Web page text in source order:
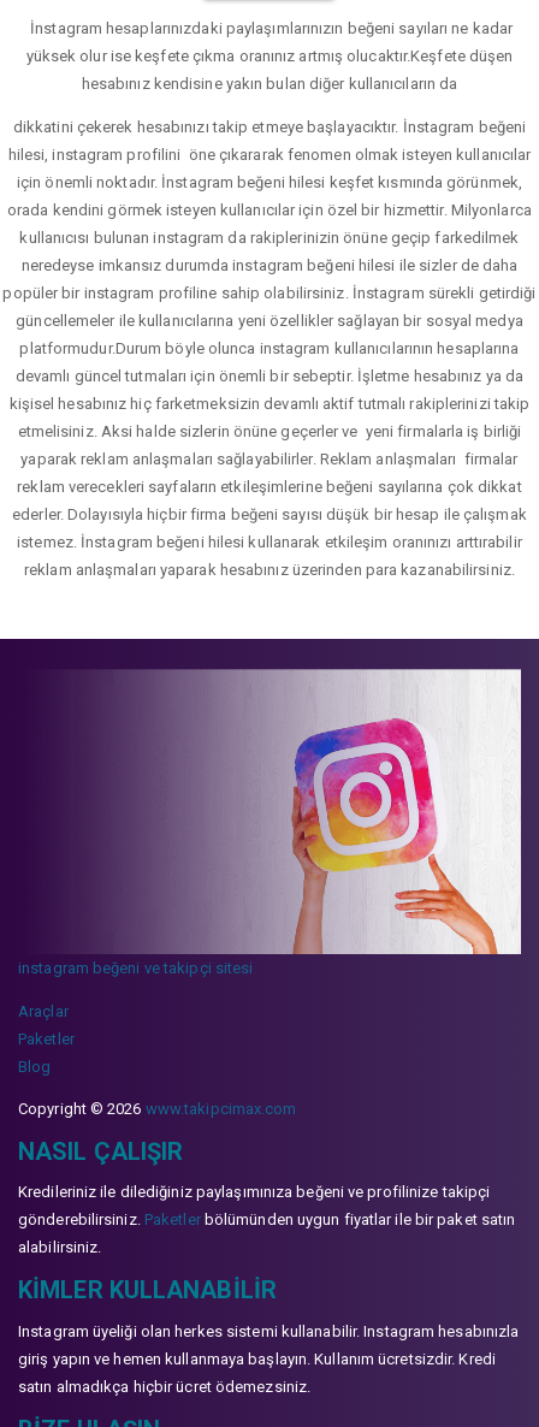
İnstagram hesaplarınızdaki paylaşımlarınızın beğeni sayıları ne kadar
yüksek olur ise keşfete çıkma oranınız artmış olucaktır.Keşfete düşen
hesabınız kendisine yakın bulan diğer kullanıcıların da
dikkatini çekerek hesabınızı takip etmeye başlayacıktır. İnstagram beğeni
hilesi, instagram profilini öne çıkararak fenomen olmak isteyen kullanıcılar
için önemli noktadır. İnstagram beğeni hilesi keşfet kısmında görünmek,
orada kendini görmek isteyen kullanıcılar için özel bir hizmettir. Milyonlarca
kullanıcısı bulunan instagram da rakiplerinizin önüne geçip farkedilmek
neredeyse imkansız durumda instagram beğeni hilesi ile sizler de daha
popüler bir instagram profiline sahip olabilirsiniz. İnstagram sürekli getirdiği
güncellemeler ile kullanıcılarına yeni özellikler sağlayan bir sosyal medya
platformudur.Durum böyle olunca instagram kullanıcılarının hesaplarına
devamlı güncel tutmaları için önemli bir sebeptir. İşletme hesabınız ya da
kişisel hesabınız hiç farketmeksizin devamlı aktif tutmalı rakiplerinizi takip
etmelisiniz. Aksi halde sizlerin önüne geçerler ve yeni firmalarla iş birliği
yaparak reklam anlaşmaları sağlayabilirler. Reklam anlaşmaları firmalar
reklam verecekleri sayfaların etkileşimlerine beğeni sayılarına çok dikkat
ederler. Dolayısıyla hiçbir firma beğeni sayısı düşük bir hesap ile çalışmak
istemez. İnstagram beğeni hilesi kullanarak etkileşim oranınızı arttırabilir
reklam anlaşmaları yaparak hesabınız üzerinden para kazanabilirsiniz.
instagram beğeni ve takipçi sitesi
Araçlar
Paketler
Blog
Copyright © 2026 www.takipcimax.com
NASIL ÇALIŞIR
Kredileriniz ile dilediğiniz paylaşımınıza beğeni ve profilinize takipçi
gönderebilirsiniz. Paketlerbölümünden uygun fiyatlar ile bir paket satın
alabilirsiniz.
KIMLER KULLANABILIR
Instagram üyeliği olan herkes sistemi kullanabilir. Instagram hesabınızla
giriş yapın ve hemen kullanmaya başlayın. Kullanım ücretsizdir. Kredi
satın almadıkça hiçbir ücret ödemezsiniz.